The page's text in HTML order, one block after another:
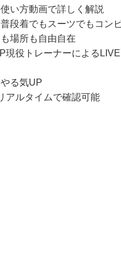
い方動画で詳しく解説
段着でもスーツでもコン
場所も自由自在
現役トレーナーによる
る気UP
アルタイムで確認可能